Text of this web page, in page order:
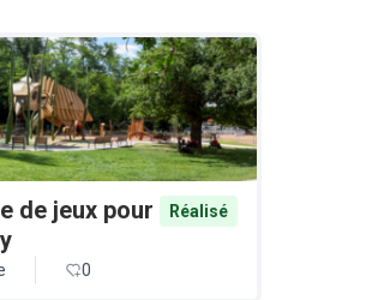
de jeux pour
Réalisé
0